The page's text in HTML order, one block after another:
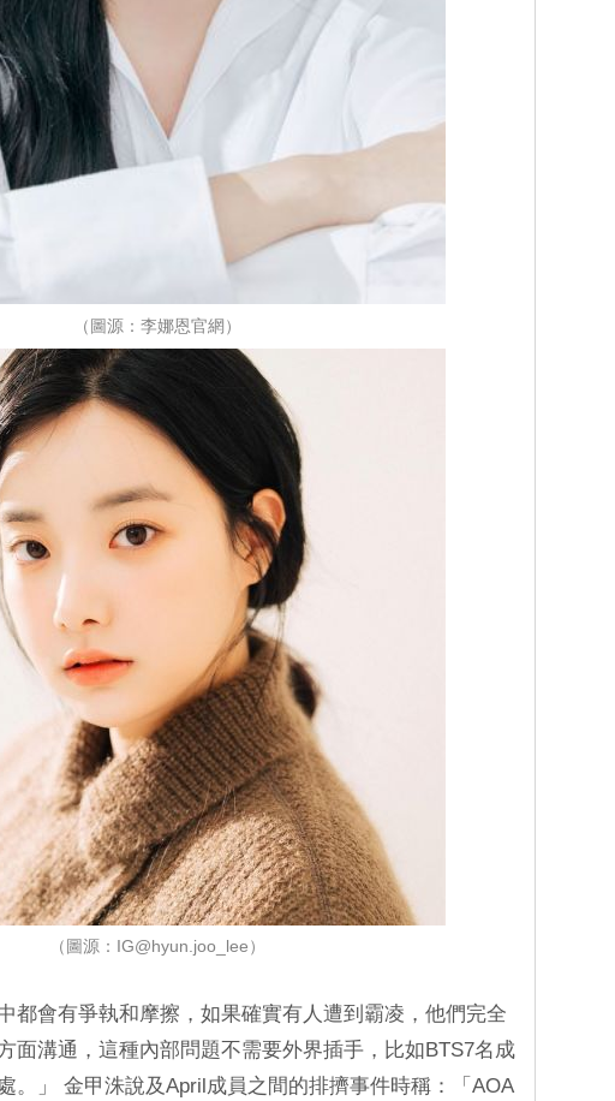
（圖源：李娜恩官網）
（圖源：IG@hyun.joo_lee）
都會有爭執和摩擦，如果確實有人遭到霸凌，他們完全
面溝通，這種內部問題不需要外界插手，比如BTS7名成
。」 金甲洙說及April成員之間的排擠事件時稱：「AOA